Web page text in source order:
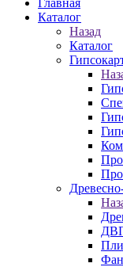
Каталог
Назад
Каталог